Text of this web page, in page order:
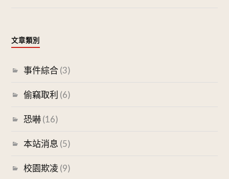
文章類別
事件綜合(3)
偷竊取利 (6)
恐嚇(16)
本站消息 (5)
校園欺凌(9)